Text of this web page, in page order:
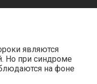
являются
Но при синдроме
на фоне